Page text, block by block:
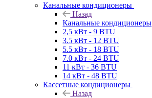
Канальные кондиционеры
Назад
Канальные кондиционеры
2,5 кВт - 9 BTU
3.5 кВт - 12 BTU
5.5 кВт - 18 BTU
7.0 кВт - 24 BTU
11 кВт - 36 BTU
14 кВт - 48 BTU
Кассетные кондиционеры
Назад